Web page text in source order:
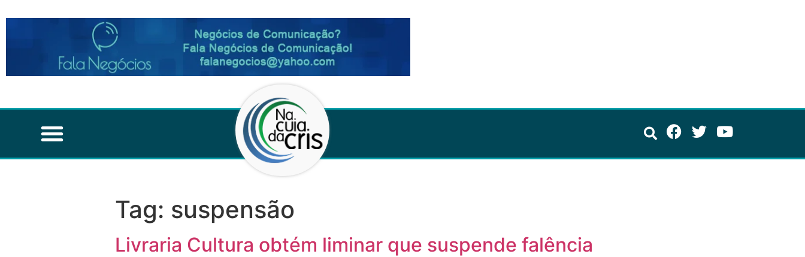
Tag: suspensão
Livraria Cultura obtém liminar que suspende falência